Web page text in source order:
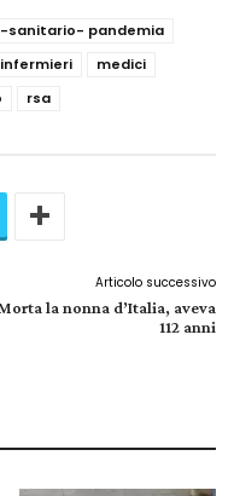
sanitario- pandemia
infermieri
medici
rsa
Articolo successivo
la nonna d’Italia, aveva
112 anni